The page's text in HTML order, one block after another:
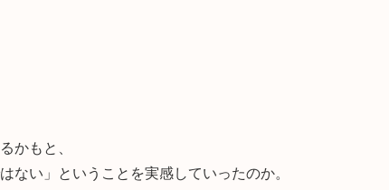
かもと、
ない」ということを実感していったのか。